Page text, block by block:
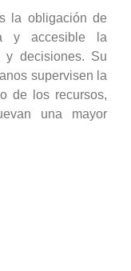
la obligación de
y accesible la
y decisiones. Su
supervisen la
de los recursos,
una mayor